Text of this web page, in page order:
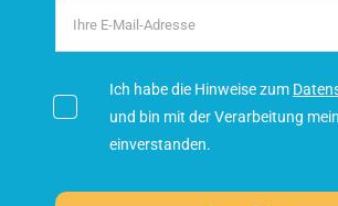
Ich habe die Hinweise zum
und bin mit der Verarbeitung
einverstanden.